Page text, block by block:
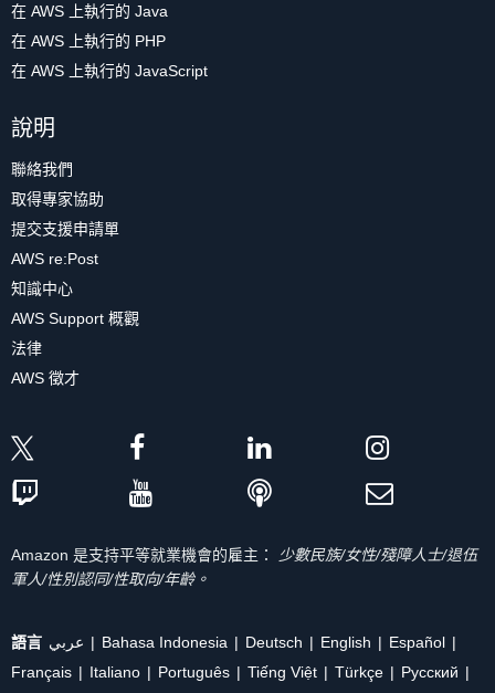
在 AWS 上執行的 Java
在 AWS 上執行的 PHP
在 AWS 上執行的 JavaScript
說明
聯絡我們
取得專家協助
提交支援申請單
AWS re:Post
知識中心
AWS Support 概觀
法律
AWS 徵才
Amazon 是支持平等就業機會的雇主：
少數民族/女性/殘障人士/退伍
軍人/性別認同/性取向/年齡。
語言 عربي Bahasa Indonesia Deutsch English
Español
Français
Italiano Português Tiếng Việt Türkçe
Ρусский